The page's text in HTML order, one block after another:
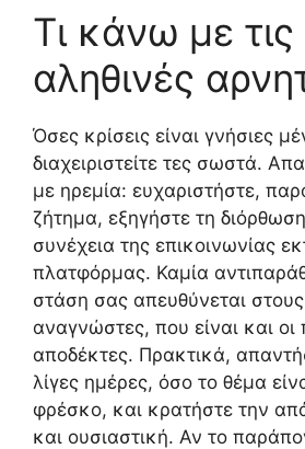
Τι κάνω με τις
αληθινές
Όσες κρίσεις είναι γνήσιες
διαχειριστείτε τες σωστά.
με ηρεμία: ευχαριστήστε,
ζήτημα, εξηγήστε τη
συνέχεια της επικοινωνίας
πλατφόρμας. Καμία
στάση σας απευθύνεται
αναγνώστες, που είναι και οι
αποδέκτες. Πρακτικά,
λίγες ημέρες, όσο το θέμα
φρέσκο, και κρατήστε την
και ουσιαστική. Αν το